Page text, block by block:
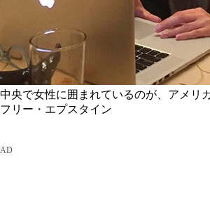
中央で女性に囲まれているのが、アメリ
フリー・エプスタイン